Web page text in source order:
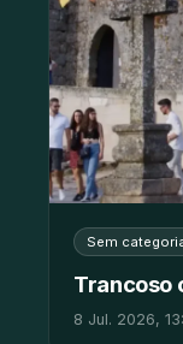
Sem
Trancoso
8 Jul. 2026,